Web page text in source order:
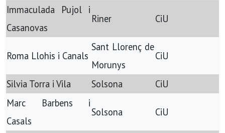
Immaculada Pujol i
Casanovas
Riner CiU
Roma Llohis i Canals
Sant Llorenç de
Morunys
CiU
Silvia Torra i Vila Solsona
CiU
Marc Barbens i
Casals
Solsona CiU